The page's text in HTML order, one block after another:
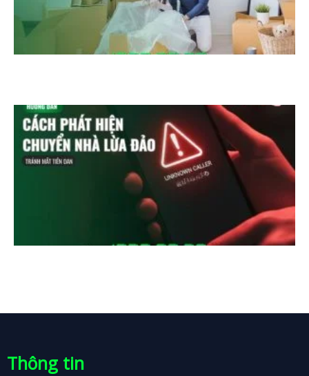
Thông tin